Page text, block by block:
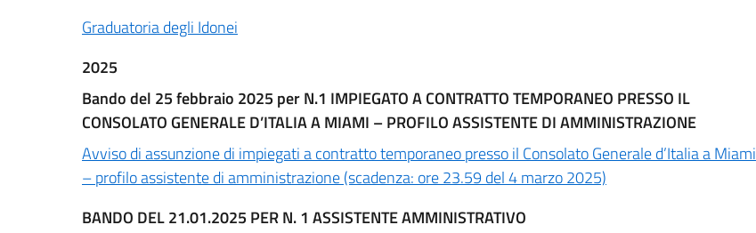
Graduatoria degli Idonei
2025
Bando del 25 febbraio 2025 per N.1 IMPIEGATO A CONTRATTO TEMPORANEO PRESSO IL
CONSOLATO GENERALE D’ITALIA A MIAMI – PROFILO ASSISTENTE DI AMMINISTRAZIONE
Avviso di assunzione di impiegati a contratto temporaneo presso il Consolato Generale d’Italia a Miami
– profilo assistente di amministrazione (scadenza: ore 23.59 del 4 marzo 2025)
BANDO DEL 21.01.2025 PER N. 1 ASSISTENTE AMMINISTRATIVO